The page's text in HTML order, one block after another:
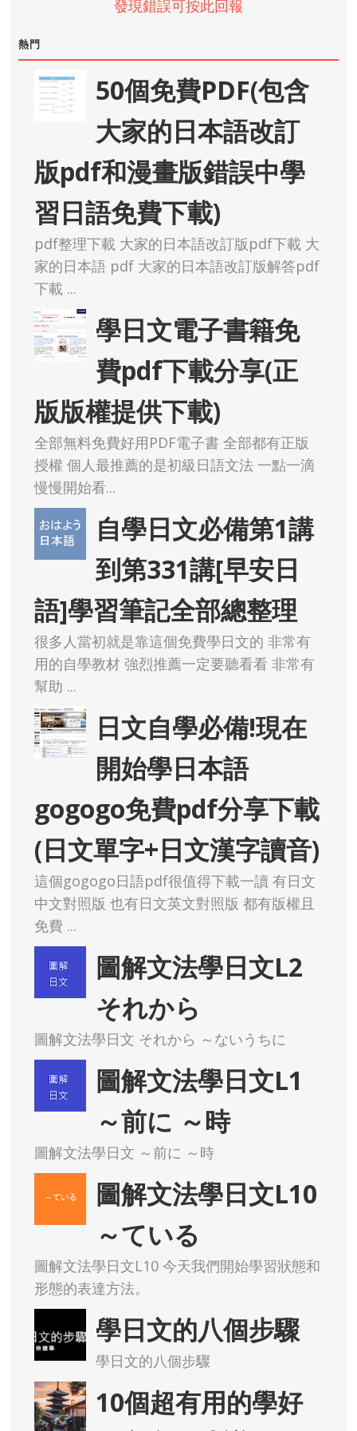
50個免費PDF(包含
大家的日本語改訂
版pdf和漫畫版錯誤中學
習日語免費下載)
pdf整理下載 大家的日本語改訂版pdf下載 大
家的日本語 pdf 大家的日本語改訂版解答pdf
下載 ...
費pdf下載分享(正
版版權提供下載)
全部無料免費好用PDF電子書 全部都有正版
授權 個人最推薦的是初級日語文法 一點一滴
慢慢開始看...
自學日文必備第1講
到第331講[早安日
語]學習筆記全部總整理
很多人當初就是靠這個免費學日文的 非常有
用的自學教材 強烈推薦一定要聽看看 非常有
幫助 ...
開始學日本語
gogogo免費pdf分享下載
(日文單字+日文漢字讀音)
這個gogogo日語pdf很值得下載一讀 有日文
中文對照版 也有日文英文對照版 都有版權且
免費 ...
それから
圖解文法學日文 それから ～ないうちに
圖解文法學日文L1
～前に ～時
圖解文法學日文 ～前に ～時
圖解文法學日文L10
～ている
圖解文法學日文L10 今天我們開始學習狀態和
形態的表達方法。
學日文的八個步驟
學日文的八個步驟
10個超有用的學好
日文實用建議